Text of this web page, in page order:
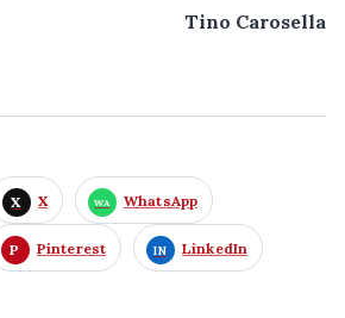
Tino Carosella
X WhatsApp
Pinterest LinkedIn